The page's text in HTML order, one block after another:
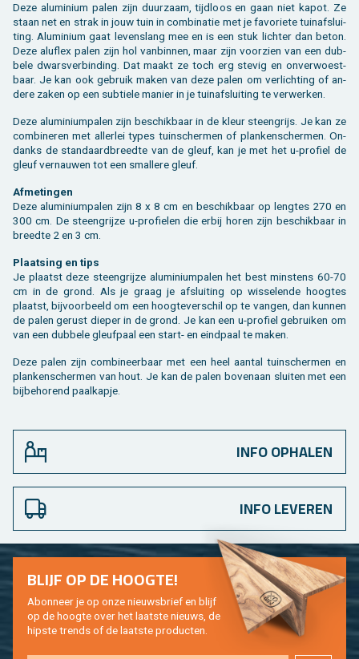
Deze alu­mi­ni­um palen zijn duur­zaam, tijd­loos en gaan niet kapot. Ze
staan net en strak in jouw tuin in com­bi­na­tie met je fa­vo­rie­te tuin­af­slui­
ting. Alu­mi­ni­um gaat le­vens­lang mee en is een stuk lich­ter dan beton.
Deze alu­flex palen zijn hol van­bin­nen, maar zijn voor­zien van een dub­
be­le dwars­ver­bin­ding. Dat maakt ze toch erg ste­vig en on­ver­woest­
baar. Je kan ook ge­bruik maken van deze palen om ver­lich­ting of an­
de­re zaken op een sub­tie­le ma­nier in je tuin­af­slui­ting te ver­wer­ken.
Deze alu­mi­ni­um­pa­len zijn be­schik­baar in de kleur steen­grijs. Je kan ze
com­bi­ne­ren met al­ler­lei types tuin­scher­men of plan­ken­scher­men. On­
danks de stan­daard­breed­te van de gleuf, kan je met het u-pro­fiel de
gleuf ver­nau­wen tot een smal­le­re gleuf.
Af­me­tin­gen
Deze alu­mi­ni­um­pa­len zijn 8 x 8 cm en be­schik­baar op leng­tes 270 en
300 cm. De steen­grij­ze u-pro­fie­len die erbij horen zijn be­schik­baar in
breed­te 2 en 3 cm.
Plaat­sing en tips
Je plaatst deze steen­grij­ze alu­mi­ni­um­pa­len het best min­stens 60-70
cm in de grond. Als je graag je af­slui­ting op wis­se­len­de hoog­tes
plaatst, bij­voor­beeld om een hoog­te­ver­schil op te van­gen, dan kun­nen
de palen ge­rust die­per in de grond. Je kan een u-pro­fiel ge­brui­ken om
van een dub­be­le gleuf­paal een start- en eind­paal te maken.
Deze palen zijn com­bi­neer­baar met een heel aan­tal tuin­scher­men en
plan­ken­scher­men van hout. Je kan de palen bo­ven­aan slui­ten met een
bij­be­ho­rend paal­kap­je.
INFO OPHALEN
INFO LEVEREN
BLIJF OP DE HOOG­TE!
Abon­neer je op onze nieuws­brief en blijf
op de hoog­te over het laat­ste nieuws, de
hip­s­te trends of de laat­ste pro­duc­ten.